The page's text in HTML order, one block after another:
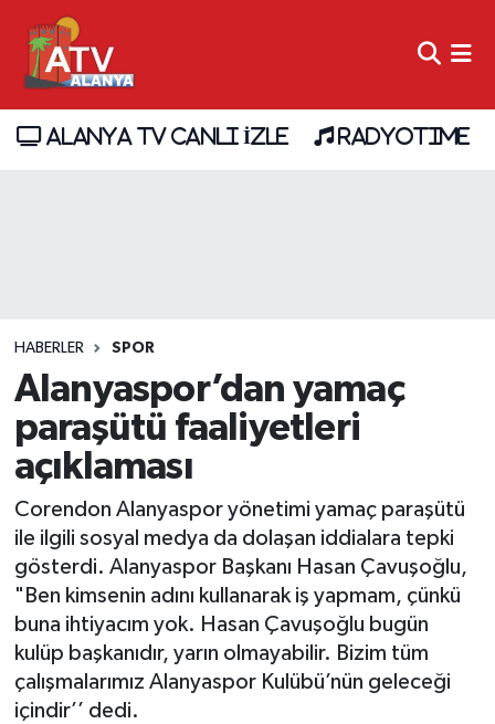
ALANYA TV CANLI İZLE RADYOTIME
HABERLER SPOR
Alanyaspor’dan yamaç
paraşütü faaliyetleri
açıklaması
Corendon Alanyaspor yönetimi yamaç paraşütü
ile ilgili sosyal medya da dolaşan iddialara tepki
gösterdi. Alanyaspor Başkanı Hasan Çavuşoğlu,
"Ben kimsenin adını kullanarak iş yapmam, çünkü
buna ihtiyacım yok. Hasan Çavuşoğlu bugün
kulüp başkanıdır, yarın olmayabilir. Bizim tüm
çalışmalarımız Alanyaspor Kulübü’nün geleceği
içindir’’ dedi.